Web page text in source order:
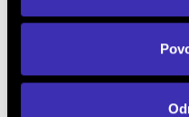
Citroën C3 1.2